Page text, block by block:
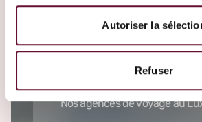
Autoriser la
Refuser
les expériences exclusives :
occupons de tout. Pour
qu'une chose à faire :
Nos agences de voyage au